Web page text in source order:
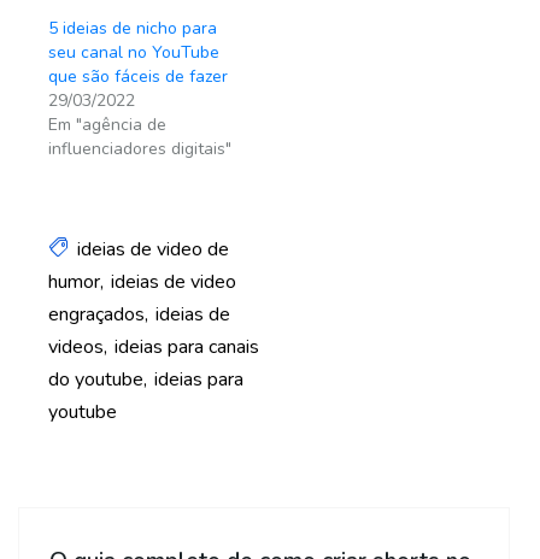
5 ideias de nicho para
seu canal no YouTube
que são fáceis de fazer
29/03/2022
Em "agência de
influenciadores digitais"
ideias de video de
humor ideias de video
engraçados ideias de
videos ideias para canais
do youtube ideias para
youtube